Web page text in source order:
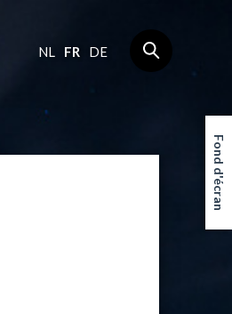
NL FR DE
Fond d'écran